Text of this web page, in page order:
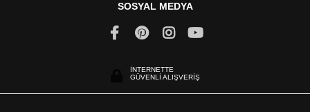
SOSYAL MEDYA
İNTERNETTE
GÜVENLİ ALIŞVERİŞ